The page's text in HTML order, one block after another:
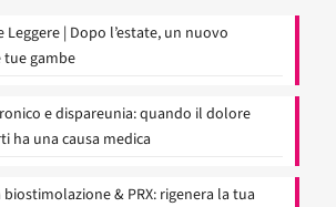
Leggere | Dopo l’estate, un nuovo
tue gambe
e dispareunia: quando il dolore
ha una causa medica
& PRX: rigenera la tua